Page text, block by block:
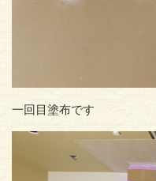
一回目塗布です